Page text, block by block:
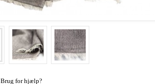
Brug for hjælp?